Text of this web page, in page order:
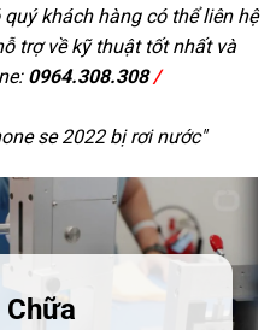
khách hàng có thể liên hệ
trợ về kỹ thuật tốt nhất và
0964.308.308/
se 2022 bị rơi nước"